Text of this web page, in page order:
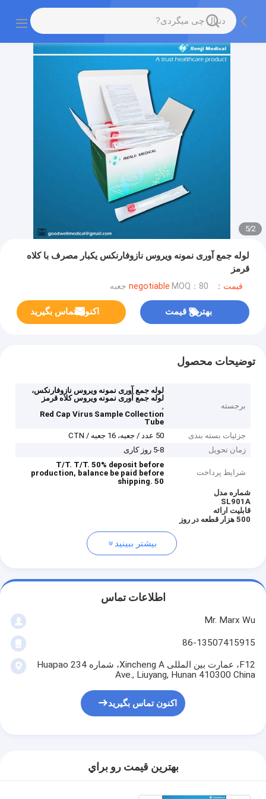
2
/
5
لوله جمع آوری نمونه ویروس نازوفارنکس یکبار مصرف با کلاه
قرمز
قیمت：negotiable MOQ：80 جعبه
بهترین قیمت اکنون تماس بگیرید
توضیحات محصول
برجسته
لوله جمع آوری نمونه ویروس نازوفارنکس،
لوله جمع آوری نمونه ویروس کلاه قرمز
,
Red Cap Virus Sample Collection
Tube
جزئیات بسته بندی
50 عدد / جعبه، 16 جعبه / CTN
زمان تحویل
5-8 روز کاری
شرایط پرداخت
T/T. T/T. 50% deposit before
production, balance be paid before
shipping. 50
شماره مدل
SL901A
قابلیت ارائه
500 هزار قطعه در روز
بیشتر ببینید
اطلاعات تماس
Mr. Marx Wu
86-13507415915
F12، عمارت بین المللی Xincheng A، شماره 234 Huapao
Ave., Liuyang, Hunan 410300 China
اکنون تماس بگیرید
بهترين قيمت رو براي